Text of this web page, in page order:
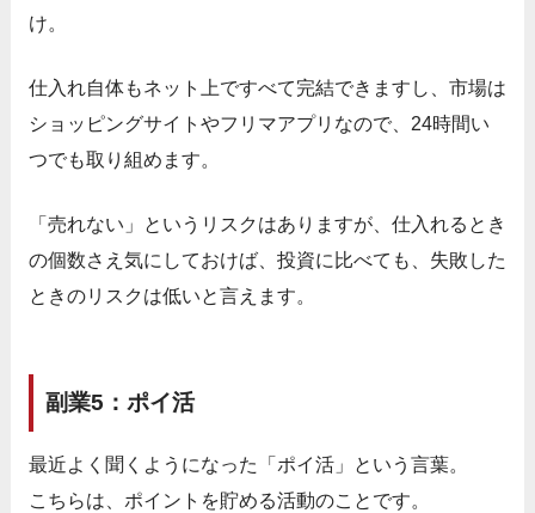
け。
仕入れ自体もネット上ですべて完結できますし、市場は
ショッピングサイトやフリマアプリなので、24時間い
つでも取り組めます。
「売れない」というリスクはありますが、仕入れるとき
の個数さえ気にしておけば、投資に比べても、失敗した
ときのリスクは低いと言えます。
副業5：ポイ活
最近よく聞くようになった「ポイ活」という言葉。
こちらは、ポイントを貯める活動のことです。